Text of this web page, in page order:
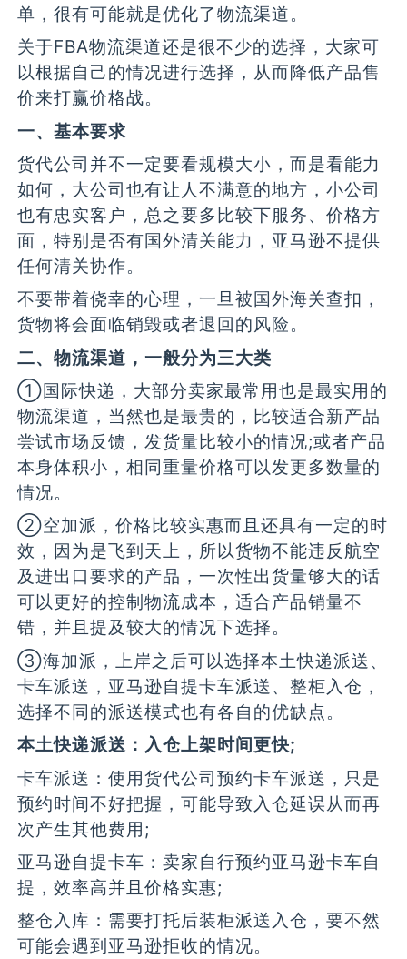
单，很有可能就是优化了物流渠道。
关于FBA物流渠道还是很不少的选择，大家可
以根据自己的情况进行选择，从而降低产品售
价来打赢价格战。
一、基本要求
货代公司并不一定要看规模大小，而是看能力
如何，大公司也有让人不满意的地方，小公司
也有忠实客户，总之要多比较下服务、价格方
面，特别是否有国外清关能力，亚马逊不提供
任何清关协作。
不要带着侥幸的心理，一旦被国外海关查扣，
货物将会面临销毁或者退回的风险。
二、物流渠道，一般分为三大类
①国际快递，大部分卖家最常用也是最实用的
物流渠道，当然也是最贵的，比较适合新产品
尝试市场反馈，发货量比较小的情况;或者产品
本身体积小，相同重量价格可以发更多数量的
情况。
②空加派，价格比较实惠而且还具有一定的时
效，因为是飞到天上，所以货物不能违反航空
及进出口要求的产品，一次性出货量够大的话
可以更好的控制物流成本，适合产品销量不
错，并且提及较大的情况下选择。
③海加派，上岸之后可以选择本土快递派送、
卡车派送，亚马逊自提卡车派送、整柜入仓，
选择不同的派送模式也有各自的优缺点。
本土快递派送：入仓上架时间更快;
卡车派送：使用货代公司预约卡车派送，只是
预约时间不好把握，可能导致入仓延误从而再
次产生其他费用;
亚马逊自提卡车：卖家自行预约亚马逊卡车自
提，效率高并且价格实惠;
整仓入库：需要打托后装柜派送入仓，要不然
可能会遇到亚马逊拒收的情况。